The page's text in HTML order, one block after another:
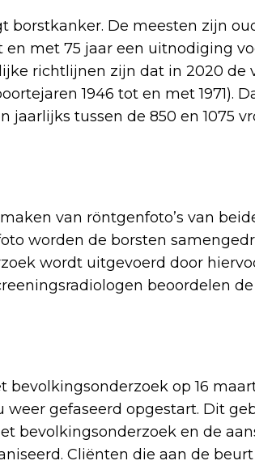
borstkanker. De meesten zijn
en met 75 jaar een uitnodiging
richtlijnen zijn dat in 2020 de
1946 tot en met 1971).
jaarlijks tussen de 850 en 1075
van röntgenfoto’s van
worden de borsten
wordt uitgevoerd door
beoordelen
bevolkingsonderzoek op 16
gefaseerd opgestart. Dit
bevolkingsonderzoek en de
Cliënten die aan de